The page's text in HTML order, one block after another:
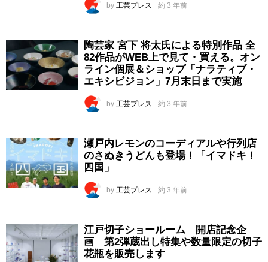
by 工芸プレス 約 3 年前
陶芸家 宮下 将太氏による特別作品 全
82作品がWEB上で見て・買える。オン
ライン個展＆ショップ「ナラティブ・
エキシビジョン」7月末日まで実施
by 工芸プレス 約 3 年前
瀬戸内レモンのコーディアルや行列店
のさぬきうどんも登場！「イマドキ！
四国」
by 工芸プレス 約 3 年前
江戸切子ショールーム 開店記念企
画 第2弾蔵出し特集や数量限定の切子
花瓶を販売します